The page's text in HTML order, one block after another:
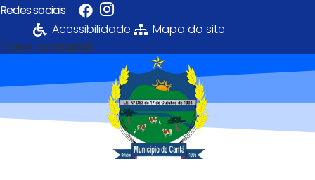
Redes sociais
Acessibilidade
Mapa do site
[fonte_contraste]